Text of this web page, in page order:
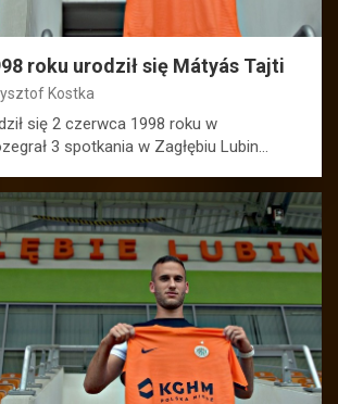
roku urodził się Mátyás Tajti
Kostka
się 2 czerwca 1998 roku w
3 spotkania w Zagłębiu Lubin…